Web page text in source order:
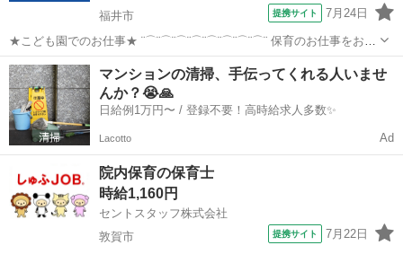
福井市 提携サイト 7月24日
★こども園でのお仕事★ ¨⌒¨⌒¨⌒¨⌒¨⌒¨⌒¨⌒¨⌒¨ 保育のお仕事をお願
いします！ 園舎も新しくなので ピカピカの新園舎でのお仕事です♪ 正
規の方が担任を持ち、 パートさんは基本補助の お仕事になります！
★お仕...
福井 福井市
マンションの清掃、手伝ってくれる人いませ
んか？😭🙏
日給例1万円〜 / 登録不要！高時給求人多数✨
Lacotto Ad
院内保育の保育士
時給1,160円
セントスタッフ株式会社
敦賀市
提携サイト 7月22日